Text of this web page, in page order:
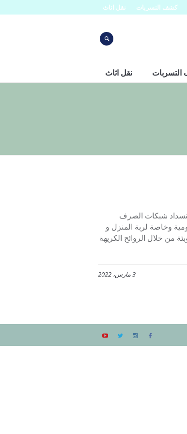
كشف التسربات نقل اثاث
نقل اثاث
شبكات الصرف
وخاصة لربة المنزل و
من خلال الروائح الكريهة
3 مارس، 2022